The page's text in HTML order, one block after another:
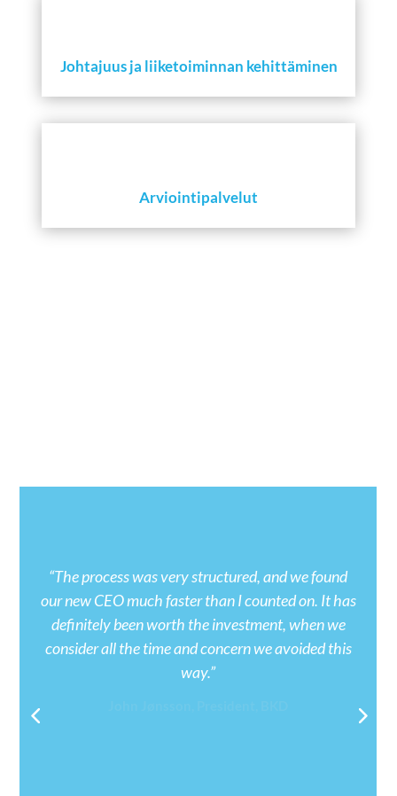
Johtajuus ja liiketoiminnan kehittäminen
Arviointipalvelut
“The process was very structured, and we found
our new CEO much faster than I counted on. It has
definitely been worth the investment, when we
consider all the time and concern we avoided this
way.”